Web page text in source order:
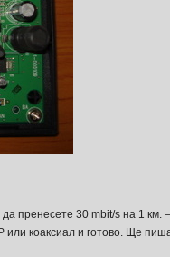
пренесете 30 mbit/s на 1
или коаксиал и готово. Ще